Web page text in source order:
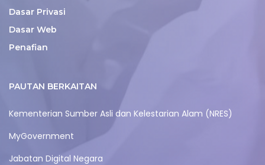
Dasar Privasi
Dasar Web
Penafian
PAUTAN BERKAITAN
Kementerian Sumber Asli dan Kelestarian Alam (NRES)
MyGovernment
Jabatan Digital Negara